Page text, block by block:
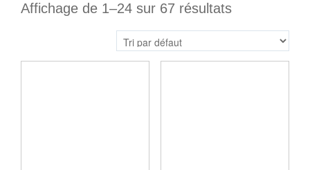
Affichage de 1–24 sur 67 résultats